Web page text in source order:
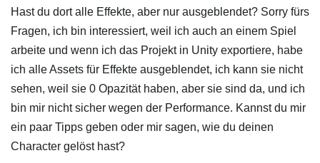
Hast du dort alle Effekte, aber nur ausgeblendet? Sorry fürs
Fragen, ich bin interessiert, weil ich auch an einem Spiel
arbeite und wenn ich das Projekt in Unity exportiere, habe
ich alle Assets für Effekte ausgeblendet, ich kann sie nicht
sehen, weil sie 0 Opazität haben, aber sie sind da, und ich
bin mir nicht sicher wegen der Performance. Kannst du mir
ein paar Tipps geben oder mir sagen, wie du deinen
Character gelöst hast?